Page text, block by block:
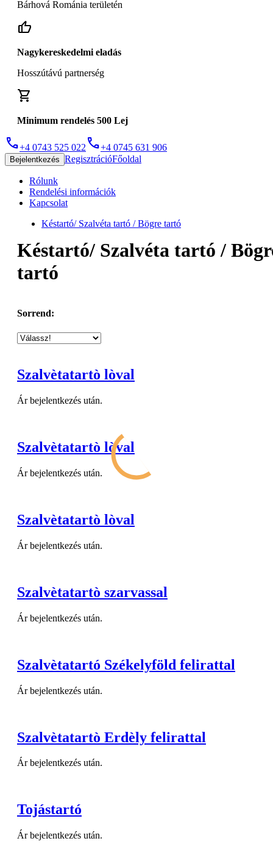
Bárhová Románia területén
thumb_up
Nagykereskedelmi eladás
Hosszútávú partnerség
shopping_cart
Minimum rendelés 500 Lej
phone+4 0743 525 022 phone+4 0745 631 906
Bejelentkezés RegisztrációFőoldal
Rólunk
Rendelési információk
Kapcsolat
Késtartó/ Szalvéta tartó / Bögre tartó
Késtartó/ Szalvéta tartó /
tartó
Sorrend:
Szalvètatartò lòval
Ár bejelentkezés után.
Szalvètatartò lòval
Ár bejelentkezés után.
Szalvètatartò lòval
Ár bejelentkezés után.
Szalvètatartò szarvassal
Ár bejelentkezés után.
Szalvètatartó Székelyföld felirattal
Ár bejelentkezés után.
Szalvètatartò Erdèly felirattal
Ár bejelentkezés után.
Tojástartó
Ár bejelentkezés után.